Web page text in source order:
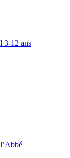
3-12 ans